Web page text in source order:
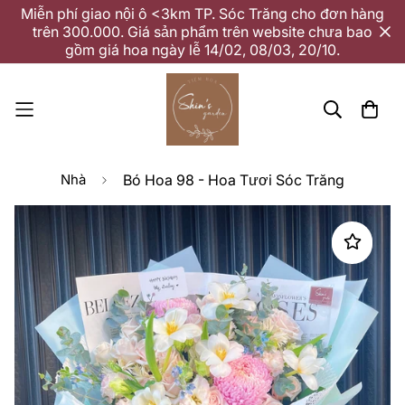
Miễn phí giao nội ô <3km TP. Sóc Trăng cho đơn hàng
trên 300.000. Giá sản phẩm trên website chưa bao
gồm giá hoa ngày lễ 14/02, 08/03, 20/10.
Nhà Bó Hoa 98 - Hoa Tươi Sóc Trăng